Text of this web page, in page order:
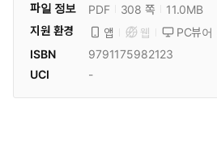
파일 정보
PDF 308 쪽
11.0MB
지원 환경
앱 웹 PC뷰어
ISBN
9791175982123
UCI
-